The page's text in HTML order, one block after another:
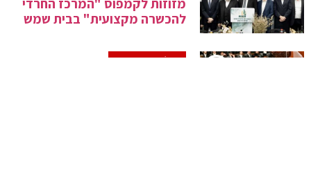
מזוזות לקמפוס "המרכז החרדי
להכשרה מקצועית" בבית שמש
בְּמוֹצָאֵי מְנוּחָה